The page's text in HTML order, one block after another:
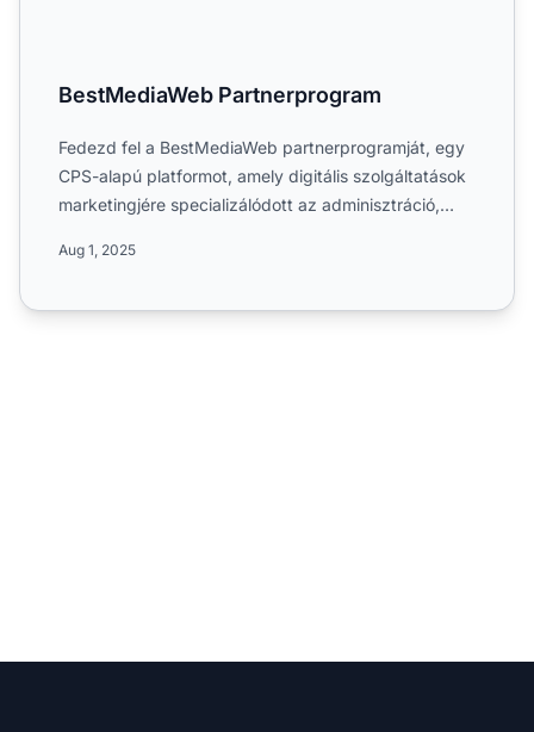
BestMediaWeb Partnerprogram
Fedezd fel a BestMediaWeb partnerprogramját, egy
CPS-alapú platformot, amely digitális szolgáltatások
marketingjére specializálódott az adminisztráció,
Aug 1, 2025